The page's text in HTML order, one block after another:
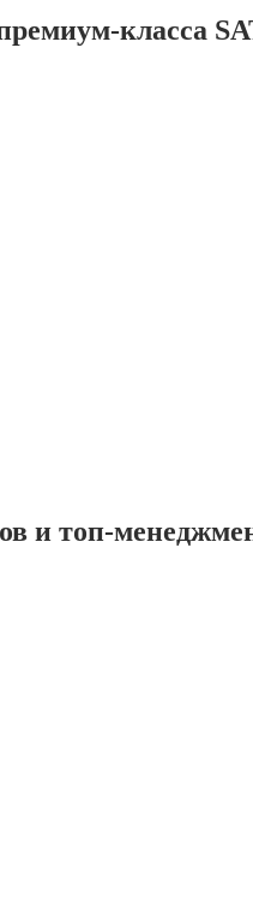
класса
и топ-